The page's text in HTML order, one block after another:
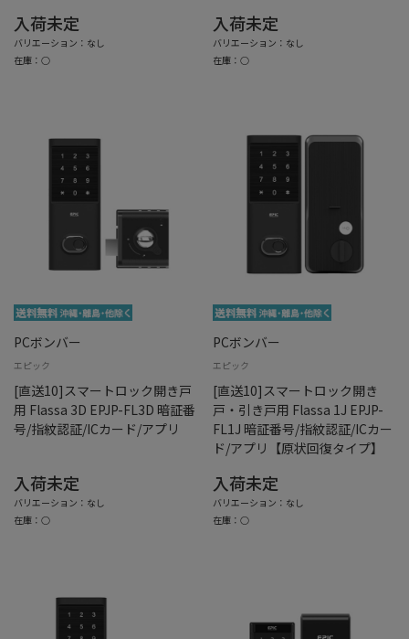
入荷未定
バリエーション：なし
在庫：○
入荷未定
バリエーション：なし
在庫：○
PCボンバー
エピック
[直送10]スマートロック開き戸
用 Flassa 3D EPJP-FL3D 暗証番
号/指紋認証/ICカード/アプリ
入荷未定
バリエーション：なし
在庫：○
PCボンバー
エピック
[直送10]スマートロック開き
戸・引き戸用 Flassa 1J EPJP-
FL1J 暗証番号/指紋認証/ICカー
ド/アプリ【原状回復タイプ】
入荷未定
バリエーション：なし
在庫：○